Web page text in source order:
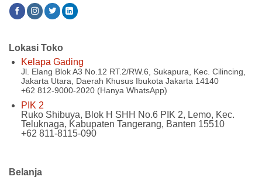
Belanja
Lokasi Toko
Kelapa Gading
Jl. Elang Blok A3 No.12 RT.2/RW.6, Sukapura, Kec. Cilincing,
Jakarta Utara, Daerah Khusus Ibukota Jakarta 14140
+62 812-9000-2020 (Hanya WhatsApp)
PIK 2
Ruko Shibuya, Blok H SHH No.6 PIK 2, Lemo, Kec.
Teluknaga, Kabupaten Tangerang, Banten 15510
+62 811-8115-090